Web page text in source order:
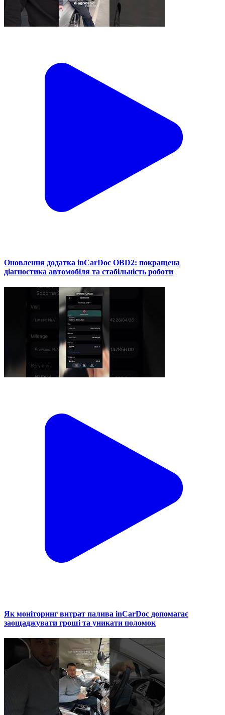
Оновлення додатка inCarDoc OBD2: покращена
діагностика автомобіля та стабільність роботи
Як моніторинг витрат палива inCarDoc допомагає
заощаджувати гроші та уникати поломок